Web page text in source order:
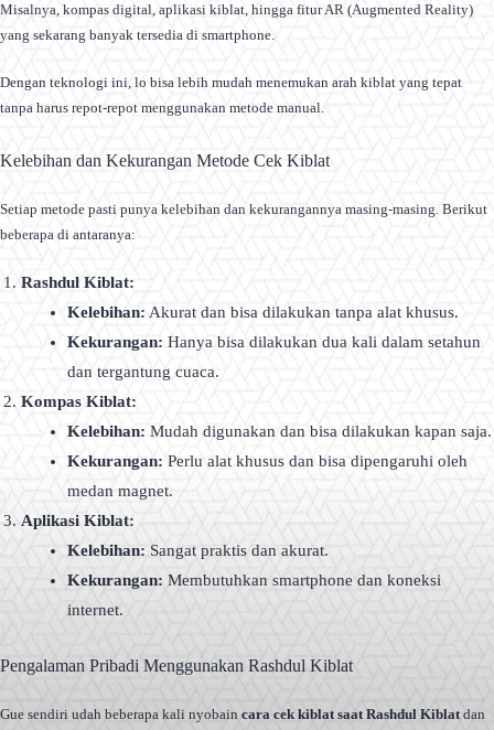
Misalnya, kompas digital, aplikasi kiblat, hingga fitur AR (Augmented Reality)
yang sekarang banyak tersedia di smartphone.
Dengan teknologi ini, lo bisa lebih mudah menemukan arah kiblat yang tepat
tanpa harus repot-repot menggunakan metode manual.
Kelebihan dan Kekurangan Metode Cek Kiblat
Setiap metode pasti punya kelebihan dan kekurangannya masing-masing. Berikut
beberapa di antaranya:
Rashdul Kiblat:
Kelebihan: Akurat dan bisa dilakukan tanpa alat khusus.
Kekurangan: Hanya bisa dilakukan dua kali dalam setahun
dan tergantung cuaca.
Kompas Kiblat:
Kelebihan: Mudah digunakan dan bisa dilakukan kapan saja.
Kekurangan: Perlu alat khusus dan bisa dipengaruhi oleh
medan magnet.
Aplikasi Kiblat:
Kelebihan: Sangat praktis dan akurat.
Kekurangan: Membutuhkan smartphone dan koneksi
internet.
Pengalaman Pribadi Menggunakan Rashdul Kiblat
Gue sendiri udah beberapa kali nyobain cara cek kiblat saat Rashdul Kiblatdan